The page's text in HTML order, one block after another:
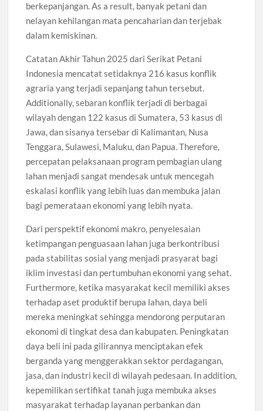
berkepanjangan. As a result, banyak petani dan
nelayan kehilangan mata pencaharian dan terjebak
dalam kemiskinan.
Catatan Akhir Tahun 2025 dari Serikat Petani
Indonesia mencatat setidaknya 216 kasus konflik
agraria yang terjadi sepanjang tahun tersebut.
Additionally, sebaran konflik terjadi di berbagai
wilayah dengan 122 kasus di Sumatera, 53 kasus di
Jawa, dan sisanya tersebar di Kalimantan, Nusa
Tenggara, Sulawesi, Maluku, dan Papua. Therefore,
percepatan pelaksanaan program pembagian ulang
lahan menjadi sangat mendesak untuk mencegah
eskalasi konflik yang lebih luas dan membuka jalan
bagi pemerataan ekonomi yang lebih nyata.
Dari perspektif ekonomi makro, penyelesaian
ketimpangan penguasaan lahan juga berkontribusi
pada stabilitas sosial yang menjadi prasyarat bagi
iklim investasi dan pertumbuhan ekonomi yang sehat.
Furthermore, ketika masyarakat kecil memiliki akses
terhadap aset produktif berupa lahan, daya beli
mereka meningkat sehingga mendorong perputaran
ekonomi di tingkat desa dan kabupaten. Peningkatan
daya beli ini pada gilirannya menciptakan efek
berganda yang menggerakkan sektor perdagangan,
jasa, dan industri kecil di wilayah pedesaan. In addition,
kepemilikan sertifikat tanah juga membuka akses
masyarakat terhadap layanan perbankan dan